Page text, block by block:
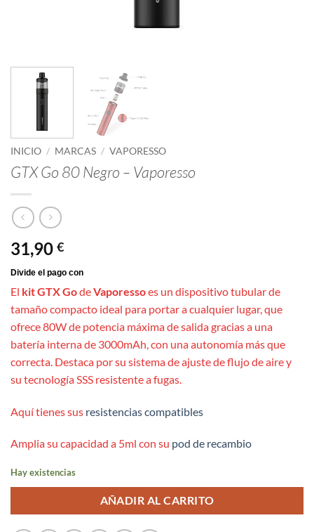
INICIO / MARCAS / VAPORESSO
GTX Go 80 Negro – Vaporesso
31,90 €
El kit GTX GodeVaporessoes un dispositivo tubular de
tamaño compacto ideal para portar a cualquier lugar, que
ofrece 80W de potencia máxima de salida gracias a una
batería interna de 3000mAh, con una autonomía más que
correcta. Destaca por su sistema de ajuste de flujo de aire y
su tecnología SSS resistente a fugas.
Aquí tienes sus resistencias compatibles
Amplia su capacidad a 5ml con su pod de recambio
Hay existencias
AÑADIR AL CARRITO